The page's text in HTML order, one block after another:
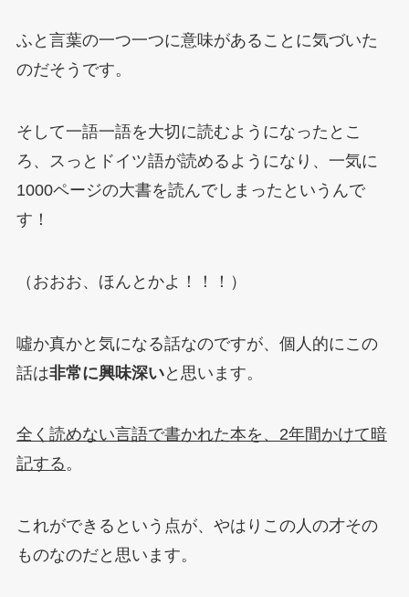
ふと言葉の一つ一つに意味があることに気づいた
のだそうです。
そして一語一語を大切に読むようになったとこ
ろ、スっとドイツ語が読めるようになり、一気に
1000ページの大書を読んでしまったというんで
す！
（おおお、ほんとかよ！！！）
噓か真かと気になる話なのですが、個人的にこの
話は非常に興味深いと思います。
全く読めない言語で書かれた本を、2年間かけて暗
記する。
これができるという点が、やはりこの人の才その
ものなのだと思います。